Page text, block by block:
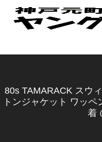
80s TAMARACK スウ
トンジャケット ワッ
着